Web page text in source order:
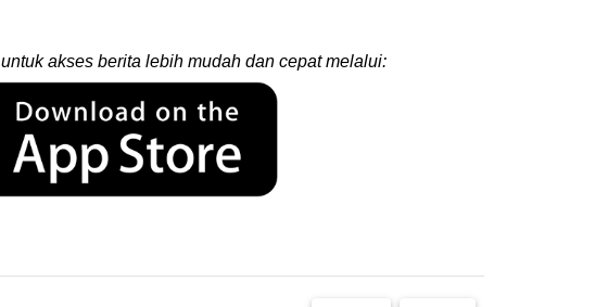
untuk akses berita lebih mudah dan cepat melalui: